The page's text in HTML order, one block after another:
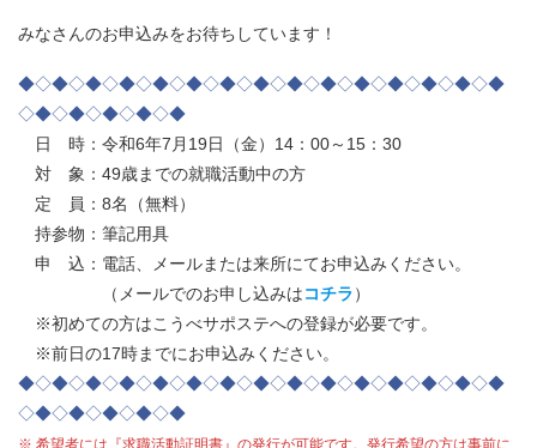
みなさんのお申込みをお待ちしています！
◆◇◆◇◆◇◆◇◆◇◆◇◆◇◆◇◆◇◆◇◆◇◆◇◆◇◆◇◆
◇◆◇◆◇◆◇◆◇◆
日 時：令和6年7月19日（金）14：00～15：30
対 象：49歳までの就職活動中の方
定 員：8名（無料）
持参物：筆記用具
申 込：電話、メールまたは来所にてお申込みください。
（メールでのお申し込みはコチラ）
※初めての方はこうべサポステへの登録が必要です。
※前日の17時までにお申込みください。
◆◇◆◇◆◇◆◇◆◇◆◇◆◇◆◇◆◇◆◇◆◇◆◇◆◇◆◇◆
◇◆◇◆◇◆◇◆◇◆